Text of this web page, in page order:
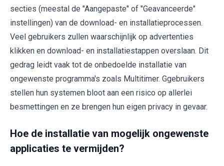
secties (meestal de "Aangepaste" of "Geavanceerde"
instellingen) van de download- en installatieprocessen.
Veel gebruikers zullen waarschijnlijk op advertenties
klikken en download- en installatiestappen overslaan. Dit
gedrag leidt vaak tot de onbedoelde installatie van
ongewenste programma's zoals Multitimer. Ggebruikers
stellen hun systemen bloot aan een risico op allerlei
besmettingen en ze brengen hun eigen privacy in gevaar.
Hoe de installatie van mogelijk ongewenste
applicaties te vermijden?